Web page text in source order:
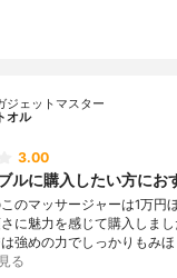
自
ジェットマスター
トオル
3.00
ルに購入したい方にお
のマッサージャーは1万円
に魅力を感じて購入しま
強めの力でしっかりもみ
る